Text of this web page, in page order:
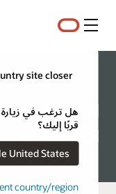
القائمة
site closer
قربًا إليك؟
Visit Oracle United States
country/region
الشركة العالمية
الاستجابة
المعلومات